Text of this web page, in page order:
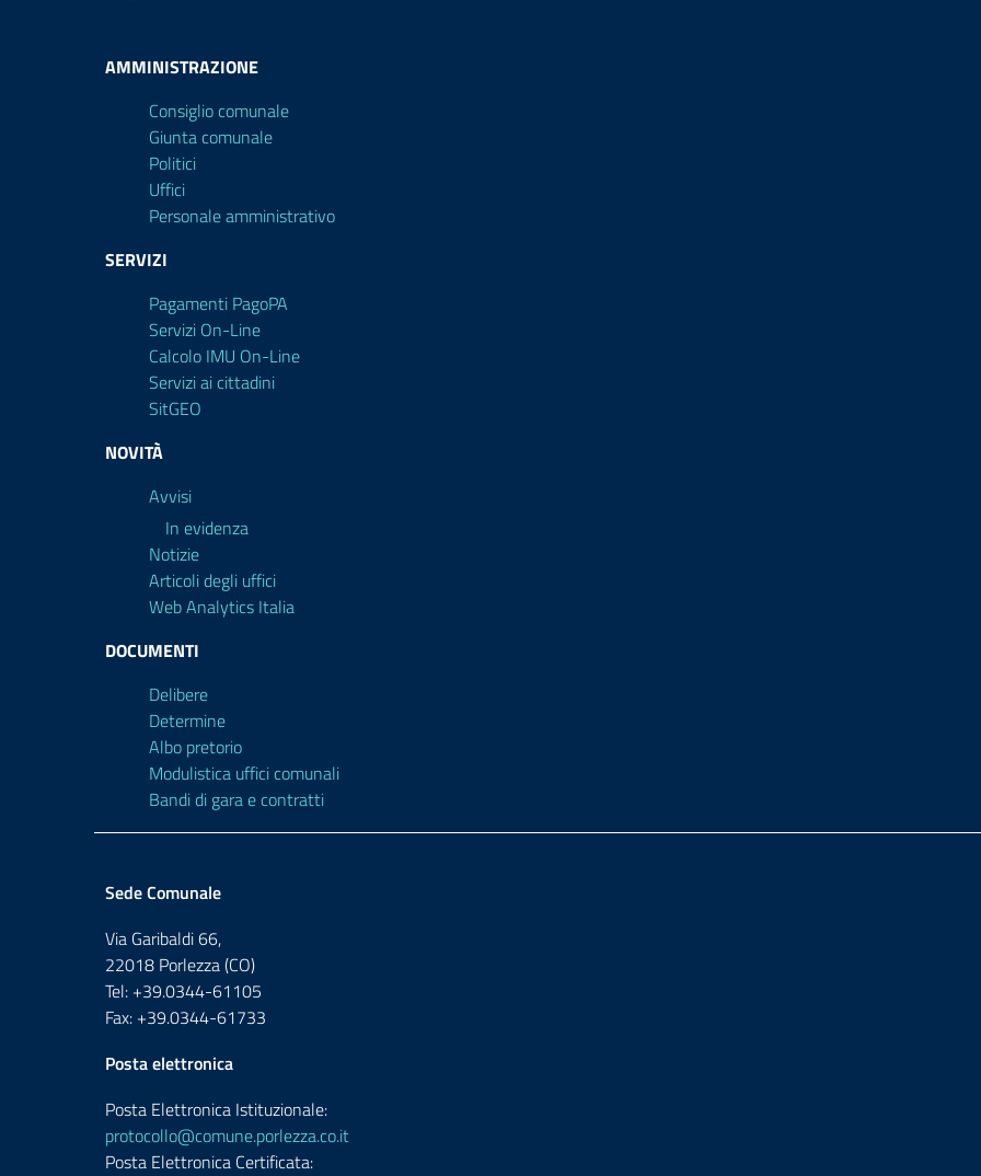
AMMINISTRAZIONE
Consiglio comunale
Giunta comunale
Politici
Uffici
Personale amministrativo
SERVIZI
Pagamenti PagoPA
Servizi On-Line
Calcolo IMU On-Line
Servizi ai cittadini
SitGEO
NOVITÀ
Avvisi
In evidenza
Notizie
Articoli degli uffici
Web Analytics Italia
DOCUMENTI
Delibere
Determine
Albo pretorio
Modulistica uffici comunali
Bandi di gara e contratti
Sede Comunale
Via Garibaldi 66,
22018 Porlezza (CO)
Tel: +39.0344-61105
Fax: +39.0344-61733
Posta elettronica
Posta Elettronica Istituzionale:
protocollo@comune.porlezza.co.it
Posta Elettronica Certificata: